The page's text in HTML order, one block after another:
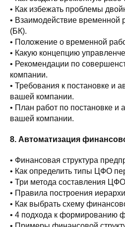
• Как избежать проблемы
• Взаимодействие временной
(БК).
• Положение о временной
• Какую концепцию
• Рекомендации по
компании.
• Требования к постановке и
вашей компании.
• План работ по постановке и
вашей компании.
8. Автоматизация
• Финансовая структура
• Как определить типы ЦФО
• Три метода составления
• Правила построения
• Как выбрать схему
• 4 подхода к формированию